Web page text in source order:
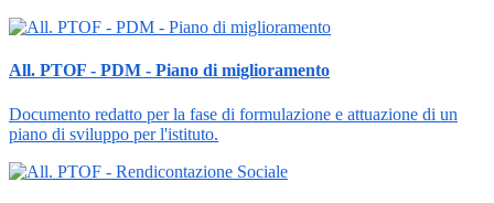
All. PTOF - PDM - Piano di miglioramento
Documento redatto per la fase di formulazione e attuazione di un
piano di sviluppo per l'istituto.